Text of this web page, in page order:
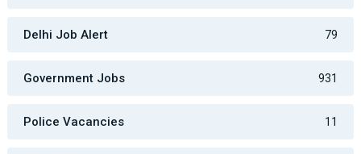
Delhi Job Alert 79
Government Jobs 931
Police Vacancies 11